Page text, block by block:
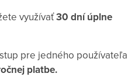
využívať30 dní úplne
pre jedného používateľa
platbe.